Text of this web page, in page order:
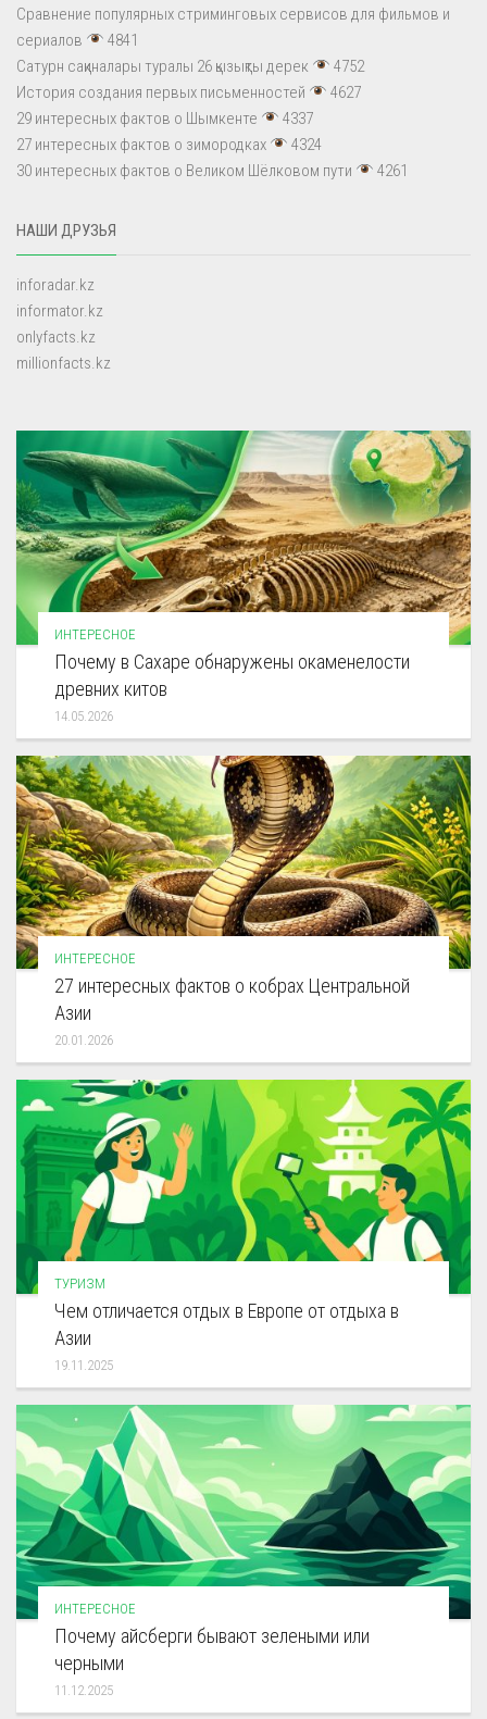
Сравнение популярных стриминговых сервисов для фильмов и
сериалов
4841
Сатурн сақиналары туралы 26 қызықты дерек
4752
История создания первых письменностей
4627
29 интересных фактов о Шымкенте
4337
27 интересных фактов о зимородках
4324
30 интересных фактов о Великом Шёлковом пути
4261
НАШИ ДРУЗЬЯ
inforadar.kz
informator.kz
onlyfacts.kz
millionfacts.kz
ИНТЕРЕСНОЕ
Почему в Сахаре обнаружены окаменелости
древних китов
14.05.2026
ИНТЕРЕСНОЕ
27 интересных фактов о кобрах Центральной
Азии
20.01.2026
ТУРИЗМ
Чем отличается отдых в Европе от отдыха в
Азии
19.11.2025
ИНТЕРЕСНОЕ
Почему айсберги бывают зелеными или
черными
11.12.2025